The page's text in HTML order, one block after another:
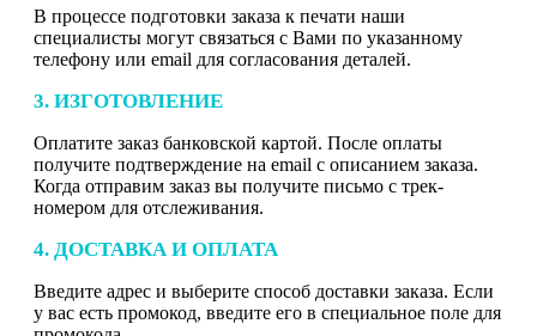
В процессе подготовки заказа к печати наши
специалисты могут связаться с Вами по указанному
телефону или email для согласования деталей.
3. ИЗГОТОВЛЕНИЕ
Оплатите заказ банковской картой. После оплаты
получите подтверждение на email с описанием заказа.
Когда отправим заказ вы получите письмо с трек-
номером для отслеживания.
4. ДОСТАВКА И ОПЛАТА
Введите адрес и выберите способ доставки заказа. Если
у вас есть промокод, введите его в специальное поле для